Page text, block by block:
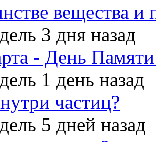
вещества и
3 дня назад
- День
1 день назад
частиц?
5 дней назад